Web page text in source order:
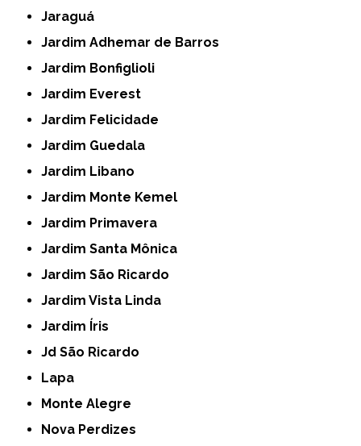
Jaraguá
Jardim Adhemar de Barros
Jardim Bonfiglioli
Jardim Everest
Jardim Felicidade
Jardim Guedala
Jardim Libano
Jardim Monte Kemel
Jardim Primavera
Jardim Santa Mônica
Jardim São Ricardo
Jardim Vista Linda
Jardim Íris
Jd São Ricardo
Lapa
Monte Alegre
Nova Perdizes